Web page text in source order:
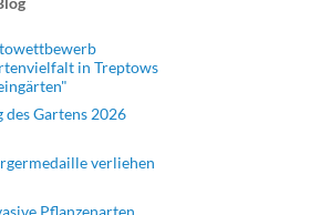
in Treptows
des Gartens 2026
verliehen
Pflanzenarten